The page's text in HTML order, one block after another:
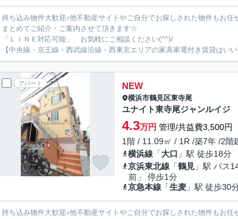
持ち込み物件大歓迎♪他不動産サイトやご自分でお探しされた物件もお任
まとめてご紹介・ご案内させて頂きます☆
「ＬＩＮＥ対応可能」 お気軽にご相談ください(^^)/
【中央線・京王線・西武線沿線・西東京エリアの家具家電付き賃貸はい
アパート NEW
横浜市鶴見区東寺尾
ユナイト東寺尾ジャンルイジ
4.3万円 管理/共益費3,500円
1階 / 11.09㎡ / 1R /築7年 /2階
横浜線 「大口 」駅 徒歩18分
京浜東北線 「鶴見 」駅 バス
前」 停歩1分
京急本線 「生麦 」駅 徒歩30
持ち込み物件大歓迎♪他不動産サイトやご自分でお探しされた物件もお任